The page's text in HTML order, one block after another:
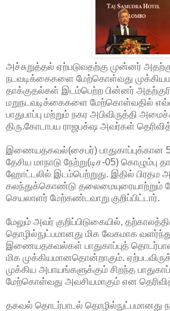
அச்சுறுத்தல் ஏற்படுவதற்கு முன்னர்
நடவடிக்கைகளை மேற்கொள்வது
தாக்குதல்கள் இடம்பெற்ற பின்னர்
மறுநடவடிக்கைகளை மேற்கொள்வதில்
பாதுபாப்பு மற்றும் நகர அபிவிருத்தி
திரு.கோடாபய ராஜபக்‌ஷ அவர்கள்
இணையதகவல்(சைபர்) பாதுகாப்புக்கான
தேசிய மாநாடு நேற்று(டிச-05) கொழும்பு
ஹோட்டலில் இடம்பெற்றுது. இதில் பிரதம
கலந்துக்கொண்டு தலைமையுரையாற்றும்
செயலாளர் மேற்கண்டவாறு குறிப்பிட்டார்.
மேலும் அவர் குறிப்பிடுகையில்,
தொழில்நுட்பமானது மிக வேகமாக
இணையதகவல்கள் பாதுகாப்புத்
மிக முக்கியமானதொன்றாகும்.
முக்கிய அபாயங்களுக்கும் சிறந்த
மேற்கொள்வது அவசியமாகும் என
தகவல் தொடர்பாடல் தொழில்நுட்பமானது